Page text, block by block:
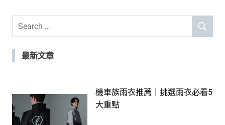
Search
SEARCH
最新文章
機車族雨衣推薦｜挑選雨衣必看5
大重點